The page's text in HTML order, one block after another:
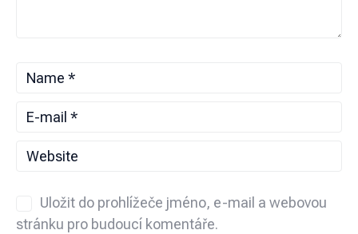
Uložit do prohlížeče jméno, e-mail a webovou
stránku pro budoucí komentáře.